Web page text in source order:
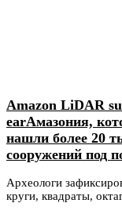
Amazon LiDAR
earАмазония,
нашли более 20
сооружений под
Археологи
круги, квадраты,